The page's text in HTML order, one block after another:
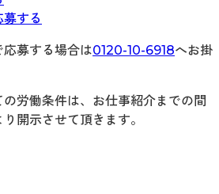
する
応募する場合は0120-10-6918へお掛
労働条件は、お仕事紹介までの間
開示させて頂きます。